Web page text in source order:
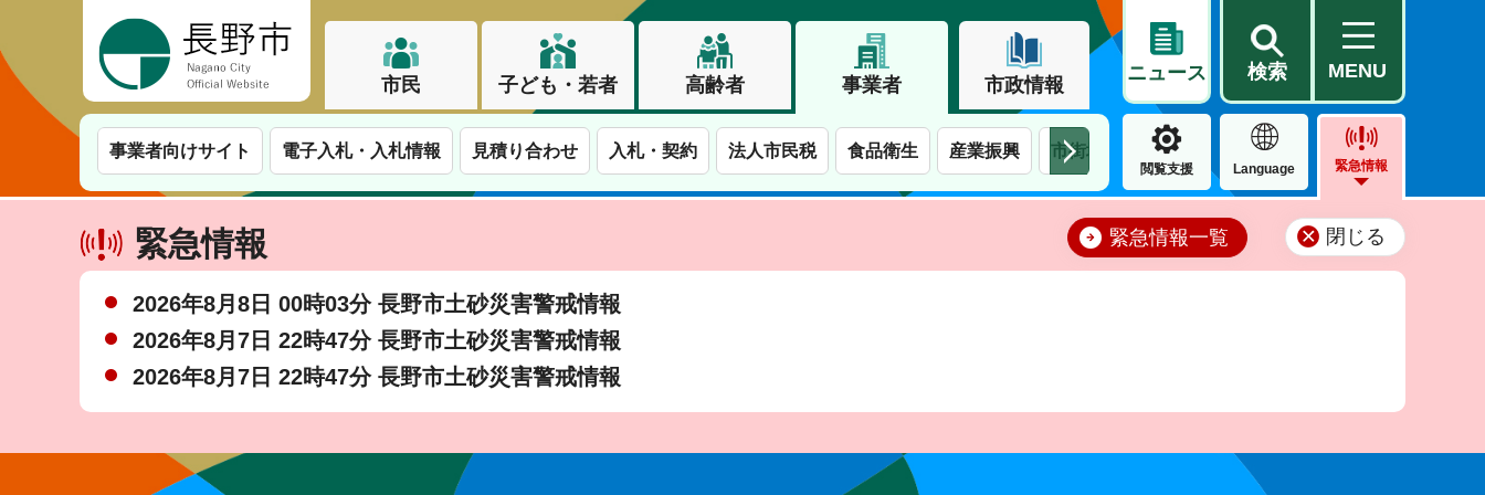
市民 子ども・若者 高齢者 事業者 市政情報
ニュース 検索 MENU
事業者向けサイト 電子入札・入札情報 見積り合わせ 入札・契約 法人市民税 食品衛生 産業振興 市街地整備・再開発 建築 上下水道局
閲覧支援 Language 緊急情報
緊急情報
2026年8月8日 00時03分 長野市土砂災害警戒情報
2026年8月7日 22時47分 長野市土砂災害警戒情報
2026年8月7日 22時47分 長野市土砂災害警戒情報
緊急情報一覧 閉じる
この街で、わたしらしく生きる。長野市